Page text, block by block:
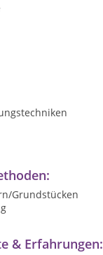
Grundstücken
& Erfahrungen: